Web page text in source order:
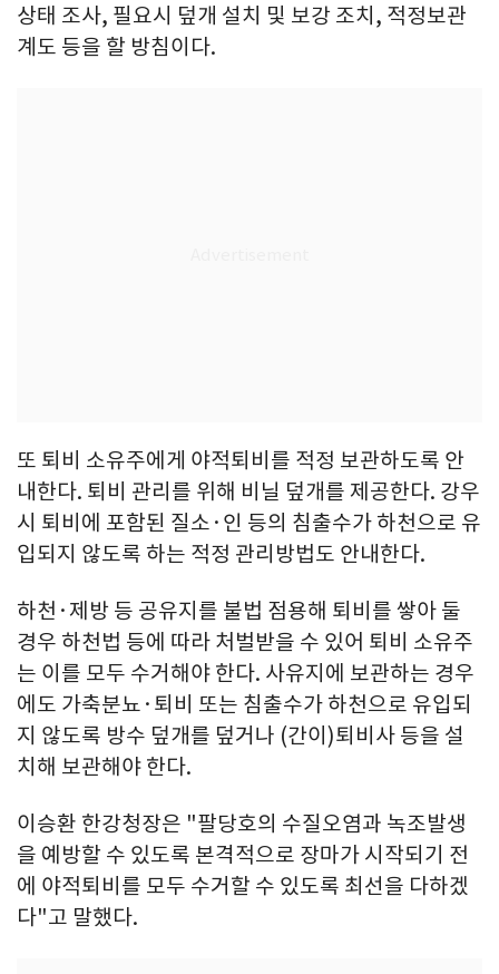
상태 조사, 필요시 덮개 설치 및 보강 조치, 적정보관
계도 등을 할 방침이다.
또 퇴비 소유주에게 야적퇴비를 적정 보관하도록 안
내한다. 퇴비 관리를 위해 비닐 덮개를 제공한다. 강우
시 퇴비에 포함된 질소·인 등의 침출수가 하천으로 유
입되지 않도록 하는 적정 관리방법도 안내한다.
하천·제방 등 공유지를 불법 점용해 퇴비를 쌓아 둘
경우 하천법 등에 따라 처벌받을 수 있어 퇴비 소유주
는 이를 모두 수거해야 한다. 사유지에 보관하는 경우
에도 가축분뇨·퇴비 또는 침출수가 하천으로 유입되
지 않도록 방수 덮개를 덮거나 (간이)퇴비사 등을 설
치해 보관해야 한다.
이승환 한강청장은 "팔당호의 수질오염과 녹조발생
을 예방할 수 있도록 본격적으로 장마가 시작되기 전
에 야적퇴비를 모두 수거할 수 있도록 최선을 다하겠
다"고 말했다.